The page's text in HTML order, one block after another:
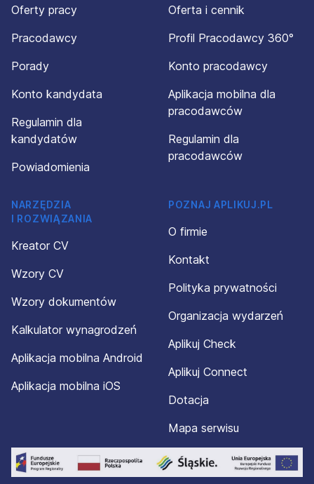
Oferty pracy
Pracodawcy
Porady
Konto kandydata
Regulamin dla
kandydatów
Powiadomienia
Oferta i cennik
Profil Pracodawcy 360°
Konto pracodawcy
Aplikacja mobilna dla
pracodawców
Regulamin dla
pracodawców
NARZĘDZIA
I ROZWIĄZANIA
Kreator CV
Wzory CV
Wzory dokumentów
Kalkulator wynagrodzeń
Aplikacja mobilna Android
Aplikacja mobilna iOS
POZNAJ APLIKUJ.PL
O firmie
Kontakt
Polityka prywatności
Organizacja wydarzeń
Aplikuj Check
Aplikuj Connect
Dotacja
Mapa serwisu